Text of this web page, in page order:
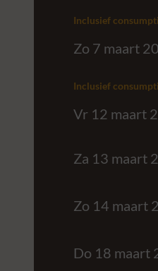
Inclusief
Zo 7 maart
Inclusief
Vr 12 maart
Za 13 maart
Zo 14 maart
Do 18 maart